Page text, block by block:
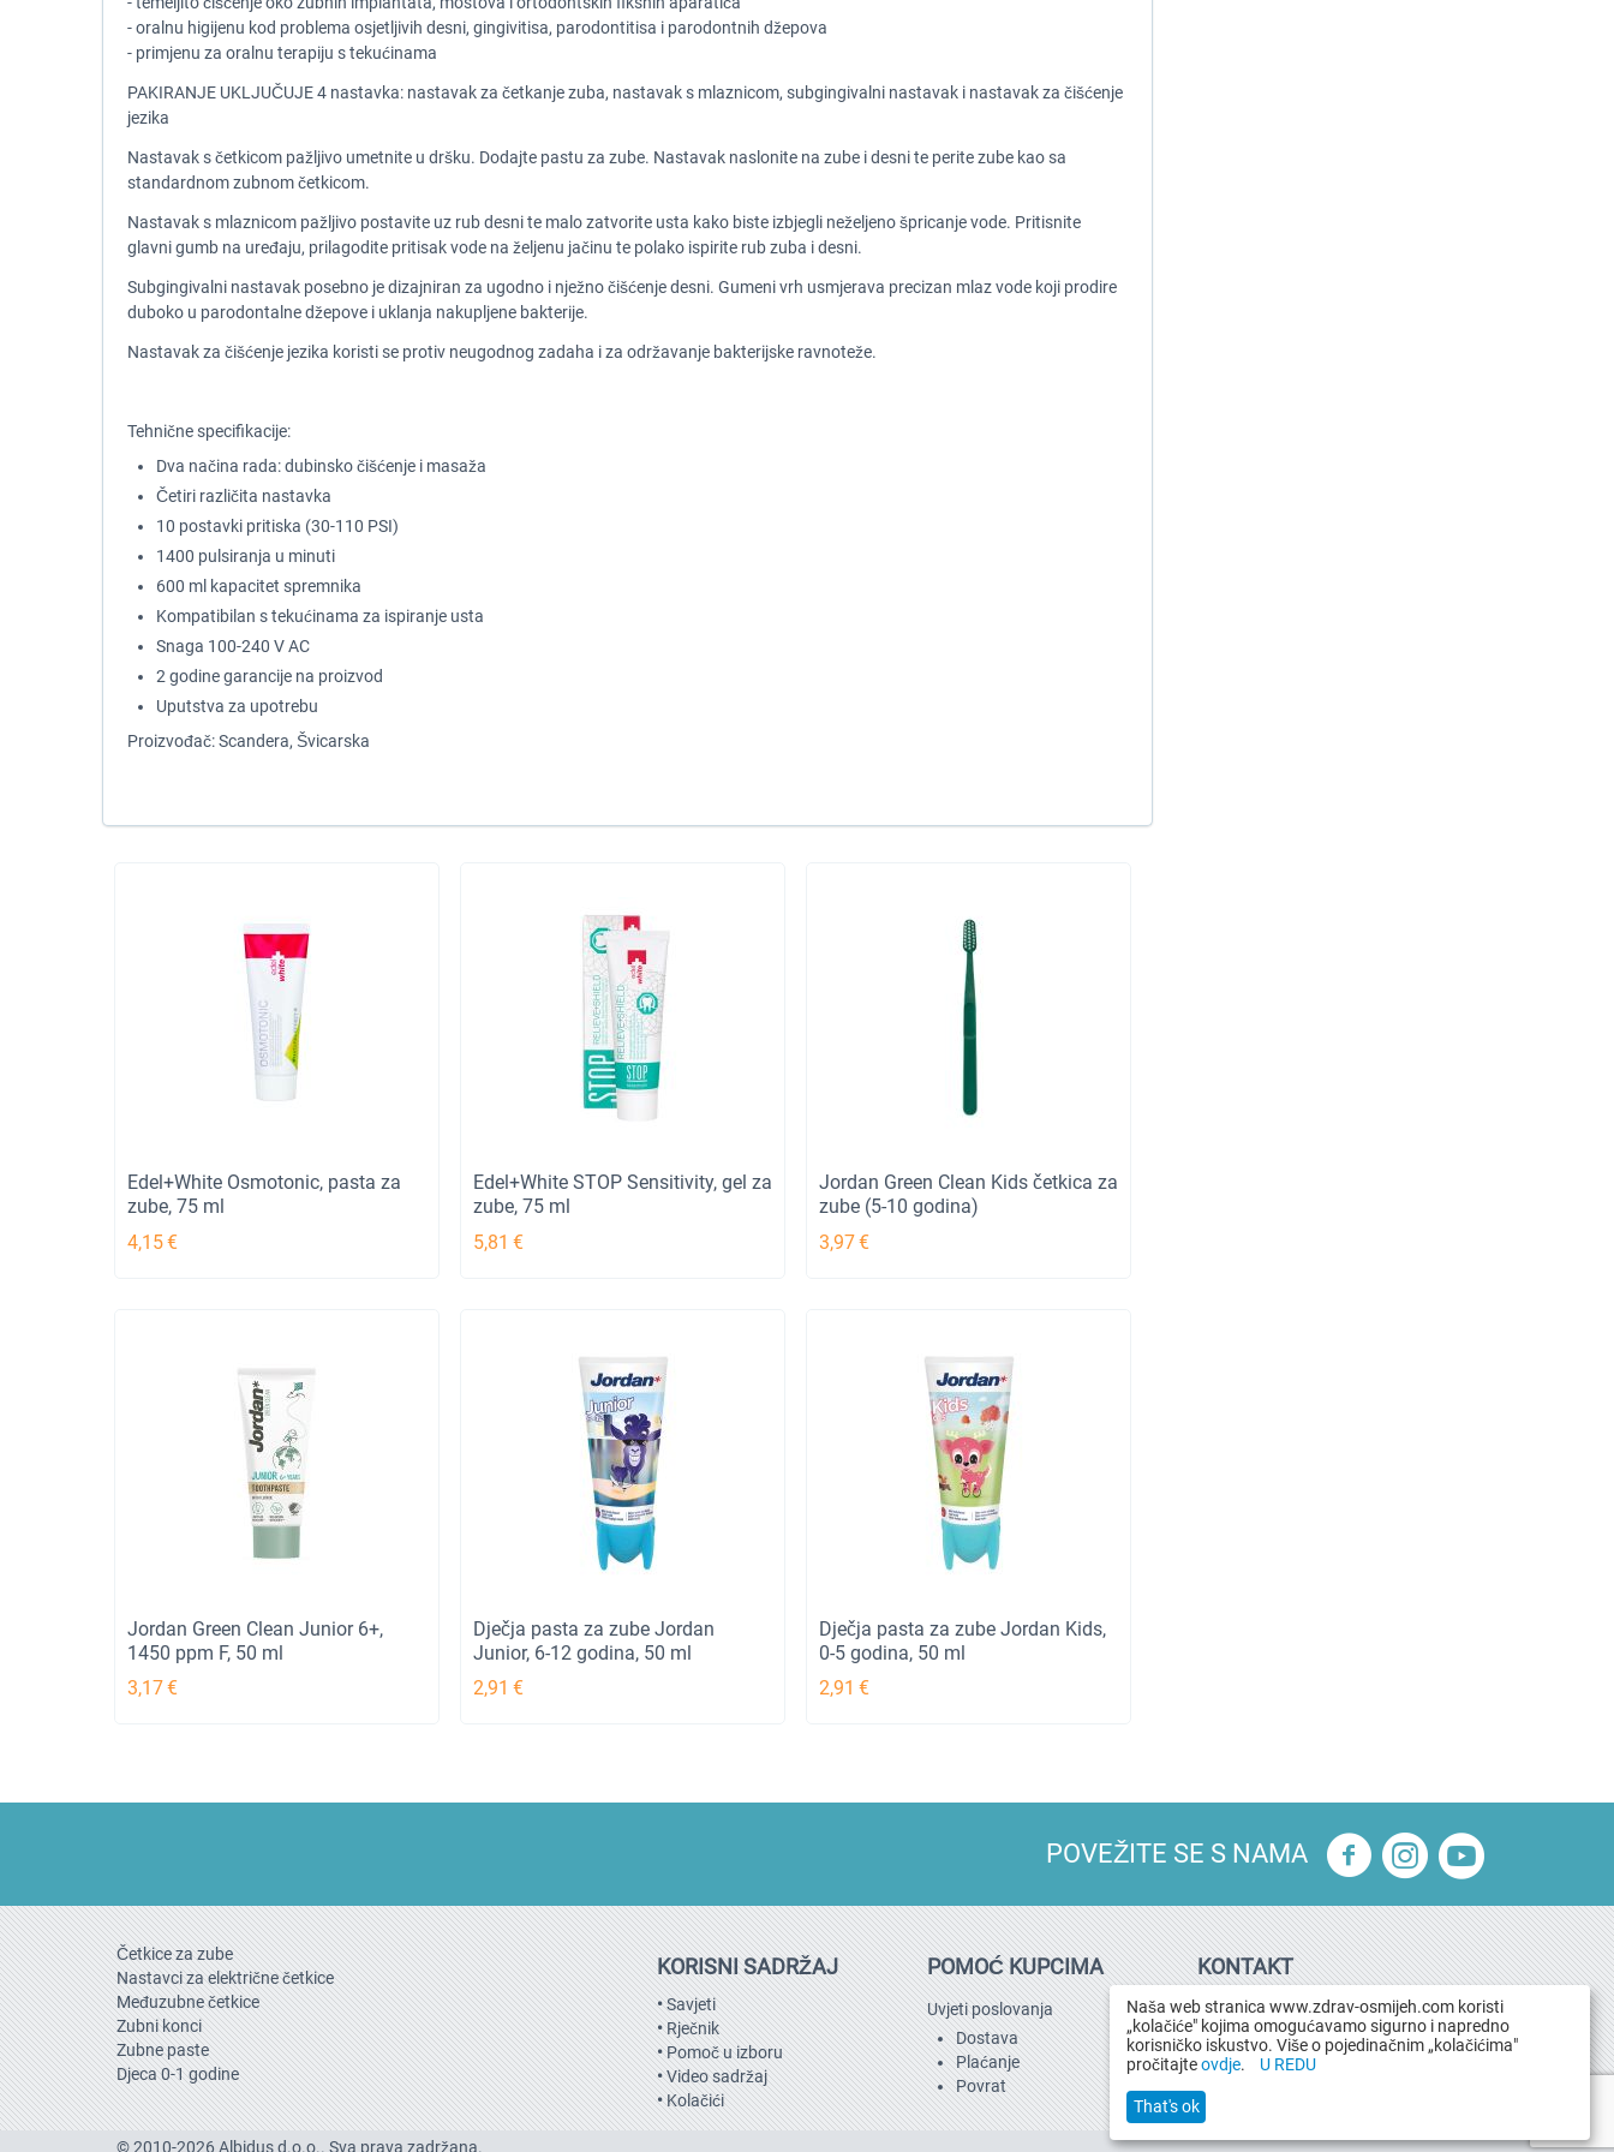
- oralnu higijenu kod problema osjetljivih desni, gingivitisa, parodontitisa i parodontnih džepova
- primjenu za oralnu terapiju s tekućinama
PAKIRANJE UKLJUČUJE 4 nastavka: nastavak za četkanje zuba, nastavak s mlaznicom, subgingivalni nastavak i nastavak za čišćenje
jezika
Nastavak s četkicom pažljivo umetnite u dršku. Dodajte pastu za zube. Nastavak naslonite na zube i desni te perite zube kao sa
standardnom zubnom četkicom.
Nastavak s mlaznicom pažljivo postavite uz rub desni te malo zatvorite usta kako biste izbjegli neželjeno špricanje vode. Pritisnite
glavni gumb na uređaju, prilagodite pritisak vode na željenu jačinu te polako ispirite rub zuba i desni.
Subgingivalni nastavak posebno je dizajniran za ugodno i nježno čišćenje desni. Gumeni vrh usmjerava precizan mlaz vode koji prodire
duboko u parodontalne džepove i uklanja nakupljene bakterije.
Nastavak za čišćenje jezika koristi se protiv neugodnog zadaha i za održavanje bakterijske ravnoteže.
Tehnične specifikacije:
Dva načina rada: dubinsko čišćenje i masaža
Četiri različita nastavka
10 postavki pritiska (30-110 PSI)
1400 pulsiranja u minuti
600 ml kapacitet spremnika
Kompatibilan s tekućinama za ispiranje usta
Snaga 100-240 V AC
2 godine garancije na proizvod
Uputstva za upotrebu
Proizvođač: Scandera, Švicarska
Edel+White Osmotonic, pasta za
zube, 75 ml
4,15€
Edel+White STOP Sensitivity, gel za
zube, 75 ml
5,81 €
Jordan Green Clean Kids četkica za
zube (5-10 godina)
3,97€
Jordan Green Clean Junior 6+,
1450 ppm F, 50 ml
3,17€
Dječja pasta za zube Jordan
Junior, 6-12 godina, 50 ml
2,91 €
Dječja pasta za zube Jordan Kids,
0-5 godina, 50 ml
2,91 €
POVEŽITE SE S NAMA
Četkice za zube
Nastavci za električne četkice
Međuzubne četkice
Zubni konci
Zubne paste
Djeca 0-1 godine
KORISNI SADRŽAJ
•Savjeti
•Rječnik
•Pomoč u izboru
•Video sadržaj
•Kolačići
POMOĆ KUPCIMA
Uvjeti poslovanja
Dostava
Plaćanje
Povrat
KONTAKT
01/ 63 10 755
info@albidus.hr
© 2010-2026 Albidus d.o.o.. Sva prava zadržana.
Naša web stranica www.zdrav-osmijeh.com koristi
„kolačiće" kojima omogućavamo sigurno i napredno
korisničko iskustvo. Više o pojedinačnim „kolačićima"
pročitajteovdje. U REDU
That's ok